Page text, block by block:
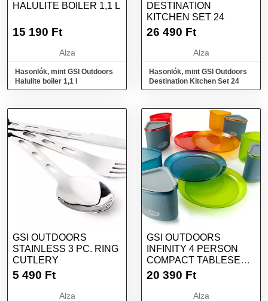
HALULITE BOILER 1,1 L
15 190 Ft
Alza
Hasonlók, mint GSI Outdoors
Halulite boiler 1,1 l
DESTINATION
KITCHEN SET 24
26 490 Ft
Alza
Hasonlók, mint GSI Outdoors
Destination Kitchen Set 24
GSI OUTDOORS
STAINLESS 3 PC. RING
CUTLERY
5 490 Ft
Alza
GSI OUTDOORS
INFINITY 4 PERSON
COMPACT TABLESET
MULTICOLOR
20 390 Ft
Alza